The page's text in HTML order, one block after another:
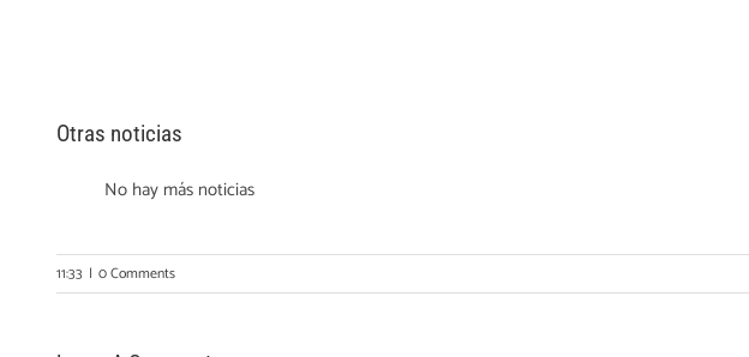
Otras noticias
No hay más noticias
11:33 | 0 Comments